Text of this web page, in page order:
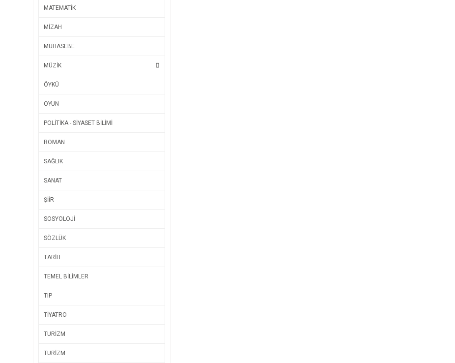
MATEMATİK
MİZAH
MUHASEBE
MÜZİK
ÖYKÜ
OYUN
POLİTİKA - SİYASET BİLİMİ
ROMAN
SAĞLIK
SANAT
ŞİİR
SOSYOLOJİ
SÖZLÜK
TARİH
TEMEL BİLİMLER
TIP
TİYATRO
TURİZM
TURİZM